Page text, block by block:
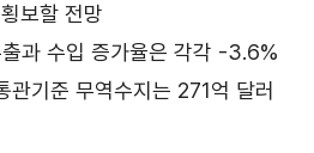
보할 전망
과 수입 증가율은 각각 -3.6%
기준 무역수지는 271억 달러